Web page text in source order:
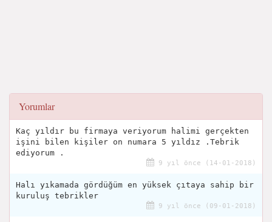
Yorumlar
Kaç yıldır bu firmaya veriyorum halimi gerçekten
işini bilen kişiler on numara 5 yıldız .Tebrik
ediyorum .
9 yıl önce (14-01-2018)
Halı yıkamada gördüğüm en yüksek çıtaya sahip bir
kuruluş tebrikler
9 yıl önce (09-01-2018)